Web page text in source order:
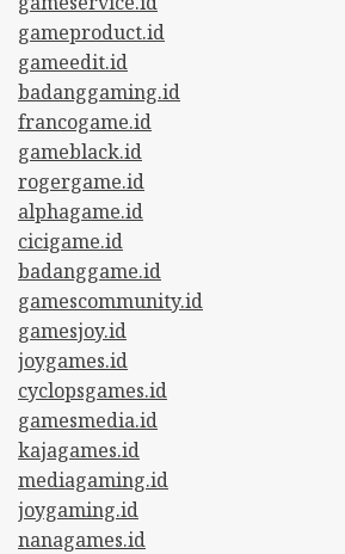
gameproduct.id
gameedit.id
badanggaming.id
francogame.id
gameblack.id
rogergame.id
alphagame.id
cicigame.id
badanggame.id
gamescommunity.id
gamesjoy.id
joygames.id
cyclopsgames.id
gamesmedia.id
kajagames.id
mediagaming.id
joygaming.id
nanagames.id